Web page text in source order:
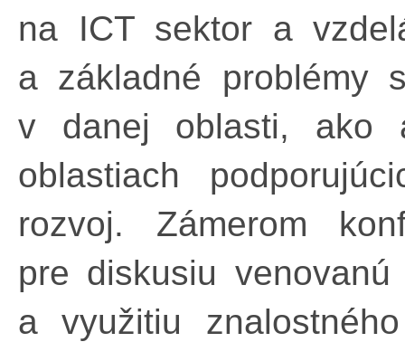
na ICT sektor a
a základné problémy
v danej oblasti, ako
oblastiach
rozvoj. Zámerom
pre diskusiu
a využitiu